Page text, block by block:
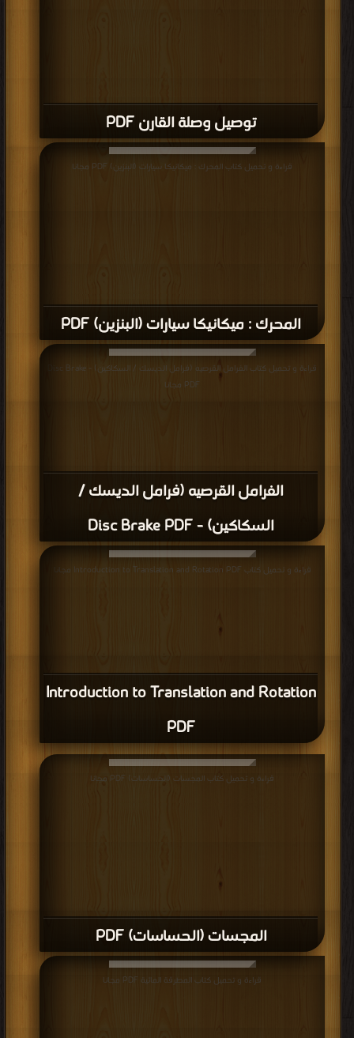
توصيل وصلة القارن PDF
المحرك : ميكانيكا سيارات (البنزين) PDF
قراءة و تحميل كتاب المحرك : ميكانيكا سيارات (البنزين) PDF مجانا
الفرامل القرصيه (فرامل الديسك /
السكاكين) - Disc Brake PDF
قراءة و تحميل كتاب الفرامل القرصيه (فرامل الديسك / السكاكين) - Disc Brake
PDF مجانا
Introduction to Translation and Rotation
PDF
قراءة و تحميل كتاب Introduction to Translation and Rotation PDF مجانا
المجسات (الحساسات) PDF
قراءة و تحميل كتاب المجسات (الحساسات) PDF مجانا
قراءة و تحميل كتاب المطرقة المائية PDF مجانا